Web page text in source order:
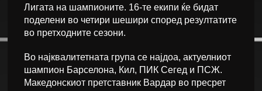
Лигата на шампионите. 16-те екипи ќе бидат
поделени во четири шешири според резултатите
во претходните сезони.
Во најквалитетната група се најдоа, актуелниот
шампион Барселона, Кил, ПИК Сегед и ПСЖ.
Македонскиот претставник Вардар во пресрет